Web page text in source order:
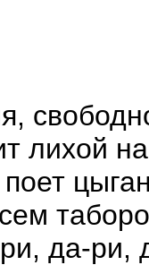
лихой
да-ри,